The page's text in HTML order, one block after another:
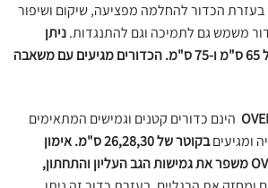
הכדור להחלמה מפציעה, שיקום ושיפור
משמש גם לתמיכה וגם להתנגדות.ניתן
למצוא את הכדור בגודל 65 ס"מ ו-75 ס"מ. הכדורים מגיעים עם משאבה
הינם כדורים קטנים וגמישים המתאימים
ומגיעים
בקוטר של 26,28,30 ס"מ. אימון